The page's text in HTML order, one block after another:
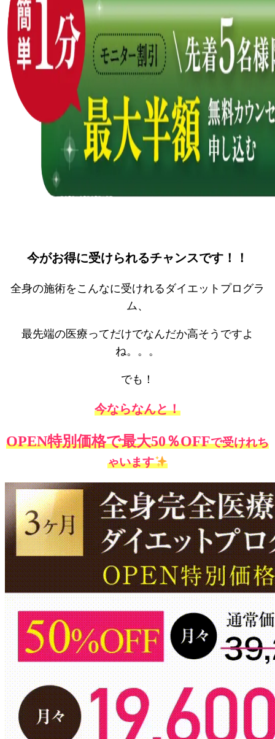
今がお得に受けられるチャンスです！！
全身の施術をこんなに受けれるダイエットプログラ
ム、
最先端の医療ってだけでなんだか高そうですよ
ね。。。
でも！
今ならなんと！
OPEN特別価格で最大50％OFFで受けれち
ゃいます